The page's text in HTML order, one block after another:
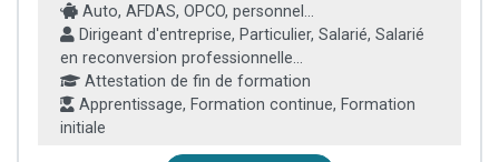
Auto, AFDAS, OPCO, personnel...
Dirigeant d'entreprise, Particulier, Salarié, Salarié
en reconversion professionnelle...
Attestation de fin de formation
Apprentissage, Formation continue, Formation
initiale